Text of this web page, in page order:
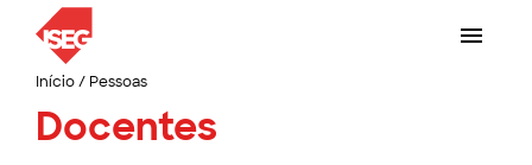
Início/ Pessoas
Docentes